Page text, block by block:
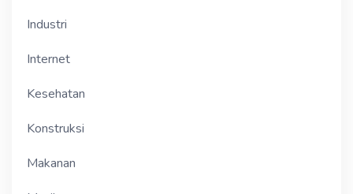
Industri
Internet
Kesehatan
Konstruksi
Makanan